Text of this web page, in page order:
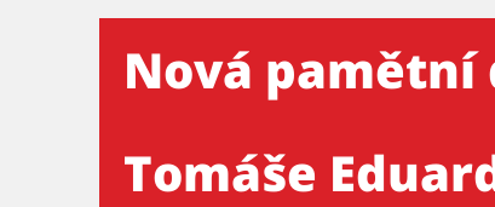
Nová pamětní deska
Nová pamětní
Tomáše